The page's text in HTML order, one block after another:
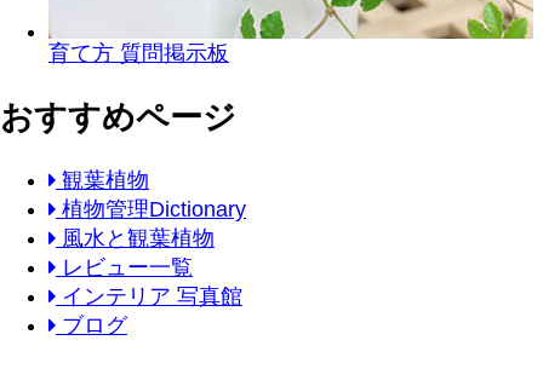
育て方 質問掲示板
おすすめページ
観葉植物
植物管理Dictionary
風水と観葉植物
レビュー一覧
インテリア 写真館
ブログ